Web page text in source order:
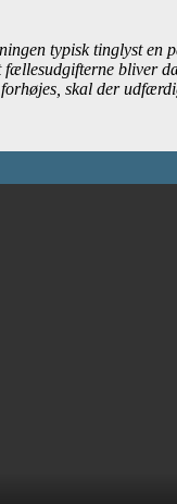
typisk tinglyst en
bliver
skal der